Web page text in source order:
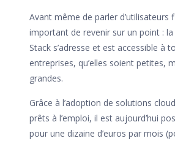
Avant même de parler d’utilisateurs
important de revenir sur un point :
Stack s’adresse et est accessible à
entreprises, qu’elles soient petites,
grandes.
Grâce à l’adoption de solutions
prêts à l’emploi, il est aujourd’hui
pour une dizaine d’euros par mois